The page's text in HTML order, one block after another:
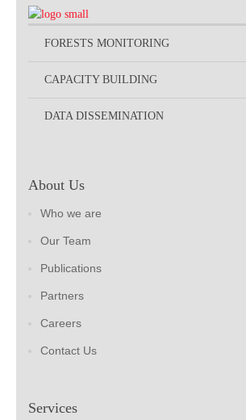
FORESTS MONITORING
CAPACITY BUILDING
DATA DISSEMINATION
About Us
Who we are
Our Team
Publications
Partners
Careers
Contact Us
Services